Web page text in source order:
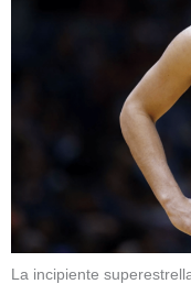
La incipiente